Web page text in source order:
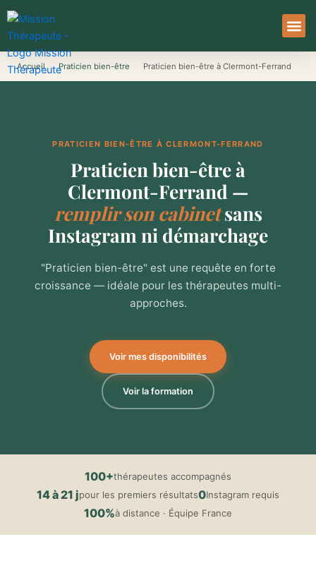
Aller
au
contenu
Accueil › Praticien bien-être Praticien bien-être à Clermont-Ferrand
PRATICIEN BIEN-ÊTRE À CLERMONT-FERRAND
Praticien bien-être à
Clermont-Ferrand —
remplir son cabinetsans
Instagram ni démarchage
"Praticien bien-être" est une requête en forte
croissance — idéale pour les thérapeutes multi-
approches.
Voir mes disponibilités
Voir la formation
100+thérapeutes accompagnés
14 à 21 jpour les premiers résultats0Instagram requis
100%à distance · Équipe France